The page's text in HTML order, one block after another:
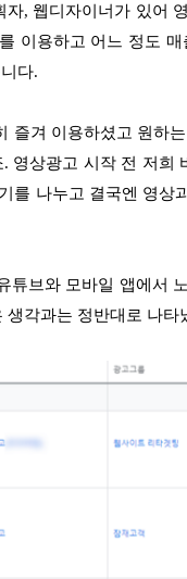
, 웹디자이너가 있어
이용하고 어느 정도
다.
즐겨 이용하셨고 원하
영상광고 시작 전 저
를 나누고 결국엔 영
튜브와 모바일 앱에서
각과는 정반대로 나타